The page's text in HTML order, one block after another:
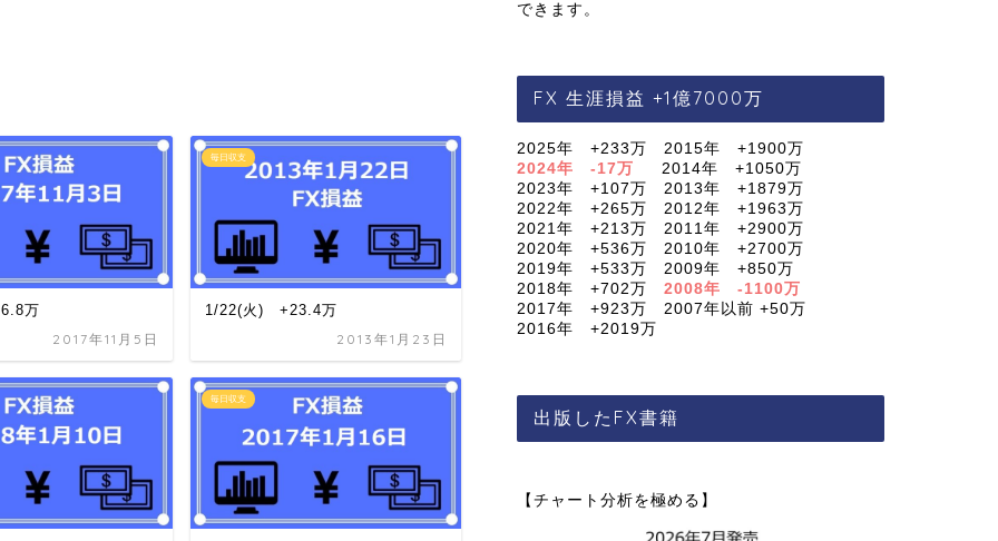
万
2017年11月5日
毎日収支
1/22(火) +23.4万
2013年1月23日
毎日収支
できます。
FX 生涯損益 +1億7000万
2025年 +233万 2015年 +1900万
2024年 -17万
2014年 +1050万
2023年 +107万 2013年 +1879万
2022年 +265万 2012年 +1963万
2021年 +213万 2011年 +2900万
2020年 +536万 2010年 +2700万
2019年 +533万 2009年 +850万
2018年 +702万 2008年 -1100万
2017年 +923万 2007年以前 +50万
2016年 +2019万
出版したFX書籍
【チャート分析を極める】